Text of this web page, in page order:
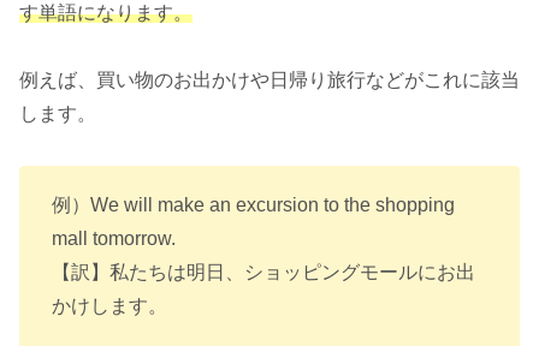
す単語になります。
例えば、買い物のお出かけや日帰り旅行などがこれに該当
します。
例）We will make an excursion to the shopping
mall tomorrow.
【訳】私たちは明日、ショッピングモールにお出
かけします。